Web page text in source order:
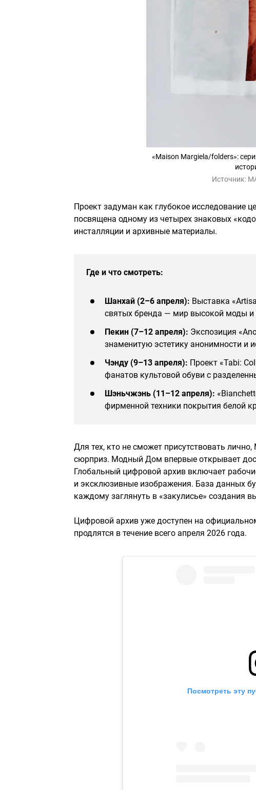
«Maison Margiela/folders»:
Источник:
Проект задуман как глубокое исследование
посвящена одному из четырех знаковых
инсталляции и архивные материалы.
Где и что смотреть:
Шанхай (2–6 апреля): Выставка
святых бренда — мир высокой моды
Пекин (7–12 апреля): Экспозиция
знаменитую эстетику анонимности и
Чэнду (9–13 апреля): Проект «Tabi:
фанатов культовой обуви с
Шэньчжэнь (11–12 апреля):
фирменной техники покрытия белой
Для тех, кто не сможет присутствовать
сюрприз. Модный Дом впервые открывает
Глобальный цифровой архив включает
и эксклюзивные изображения. База данных
каждому заглянуть в «закулисье» создания
Цифровой архив уже доступен на
продлятся в течение всего апреля 2026 года.
Посмотреть эту